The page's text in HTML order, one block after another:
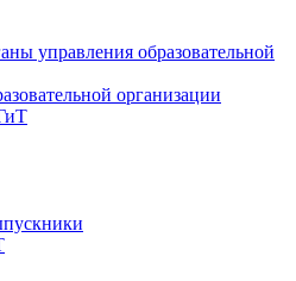
управления образовательной
организации